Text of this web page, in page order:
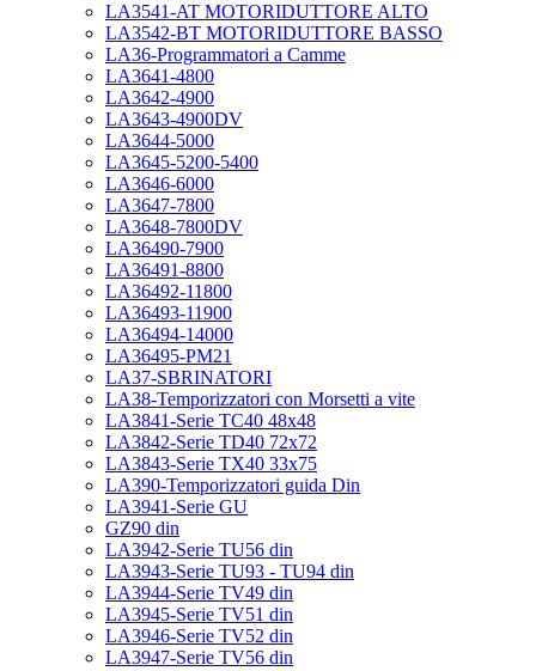
LA3541-AT MOTORIDUTTORE ALTO
LA3542-BT MOTORIDUTTORE BASSO
LA36-Programmatori a Camme
LA3641-4800
LA3642-4900
LA3643-4900DV
LA3644-5000
LA3645-5200-5400
LA3646-6000
LA3647-7800
LA3648-7800DV
LA36490-7900
LA36491-8800
LA36492-11800
LA36493-11900
LA36494-14000
LA36495-PM21
LA37-SBRINATORI
LA38-Temporizzatori con Morsetti a vite
LA3841-Serie TC40 48x48
LA3842-Serie TD40 72x72
LA3843-Serie TX40 33x75
LA390-Temporizzatori guida Din
LA3941-Serie GU
GZ90 din
LA3942-Serie TU56 din
LA3943-Serie TU93 - TU94 din
LA3944-Serie TV49 din
LA3945-Serie TV51 din
LA3946-Serie TV52 din
LA3947-Serie TV56 din